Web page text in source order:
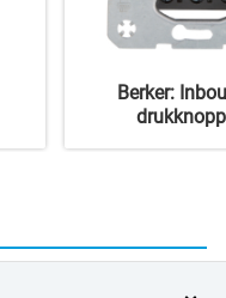
Berker: